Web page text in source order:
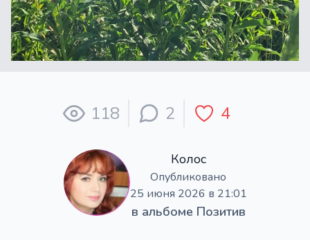
118 2 4
Колос
Опубликовано
25 июня 2026 в 21:01
в альбоме Позитив